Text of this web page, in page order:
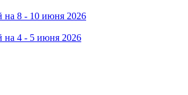
на 8 - 10 июня 2026
на 4 - 5 июня 2026